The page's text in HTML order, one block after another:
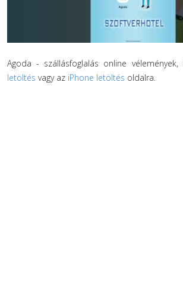
Agoda - szállásfoglalás online
letöltés vagy az iPhone letöltés oldalra.